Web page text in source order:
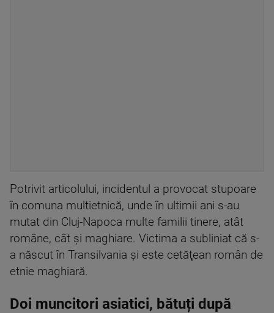
Potrivit articolului, incidentul a provocat stupoare
în comuna multietnică, unde în ultimii ani s-au
mutat din Cluj-Napoca multe familii tinere, atât
române, cât şi maghiare. Victima a subliniat că s-
a născut în Transilvania şi este cetăţean român de
etnie maghiară.
Doi muncitori asiatici, bătuți după